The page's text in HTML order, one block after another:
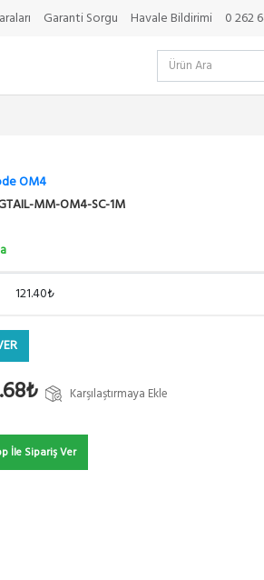
Garanti Sorgu Havale Bildirimi 0 262
OM4
MM-OM4-SC-1M
121.40₺
Karşılaştırmaya Ekle
İle Sipariş Ver